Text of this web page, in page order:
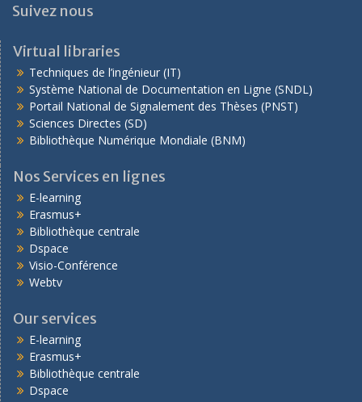
Suivez nous
Virtual libraries
Techniques de l’ingénieur (IT)
Système National de Documentation en Ligne (SNDL)
Portail National de Signalement des Thèses (PNST)
Sciences Directes (SD)
Bibliothèque Numérique Mondiale (BNM)
Nos Services en lignes
E-learning
Erasmus+
Bibliothèque centrale
Dspace
Visio-Conférence
Webtv
Our services
E-learning
Erasmus+
Bibliothèque centrale
Dspace